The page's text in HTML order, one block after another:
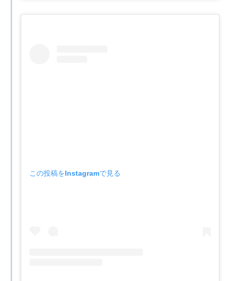
この投稿をInstagramで見る